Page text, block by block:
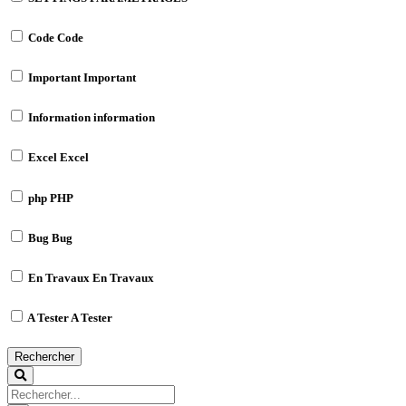
Code Code
ImportantImportant
Information information
Excel Excel
php PHP
Bug Bug
En Travaux En Travaux
A TesterA Tester
Rechercher